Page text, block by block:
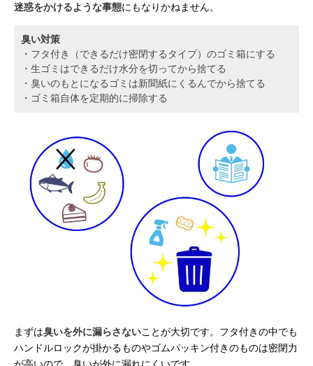
迷惑をかけるような事態にもなりかねません。
臭い対策
・フタ付き（できるだけ密閉するタイプ）のゴミ箱にする
・生ゴミはできるだけ水分を切ってから捨てる
・臭いのもとになるゴミは新聞紙にくるんでから捨てる
・ゴミ箱自体を定期的に掃除する
まずは臭いを外に漏らさないことが大切です。フタ付きの中でも
ハンドルロックが掛かるものやゴムパッキン付きのものは密閉力
が高いので、臭いが外に漏れにくいです。